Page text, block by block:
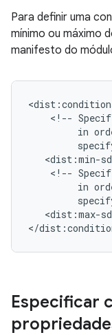
Para definir uma
mínimo ou máximo
manifesto do
<!--
in
<dist:min-
<!--
in
<dist:max-
</
Especificar